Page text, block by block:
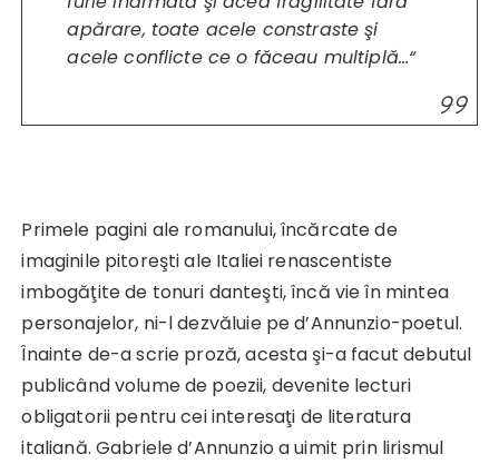
apărare, toate acele constraste şi
acele conflicte ce o făceau multiplă…“
Primele pagini ale romanului, încărcate de
imaginile pitoreşti ale Italiei renascentiste
imbogăţite de tonuri danteşti, încă vie în mintea
personajelor, ni-l dezvăluie pe d’Annunzio-poetul.
Înainte de-a scrie proză, acesta şi-a facut debutul
publicând volume de poezii, devenite lecturi
obligatorii pentru cei interesaţi de literatura
italiană. Gabriele d’Annunzio a uimit prin lirismul